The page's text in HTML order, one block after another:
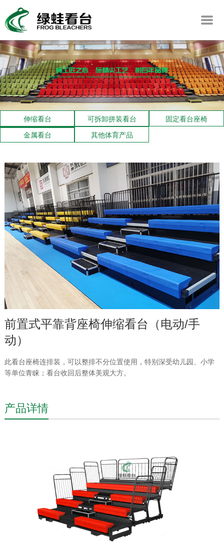
伸缩看台 可拆卸拼装看台
固定看台座椅
金属看台
其他体育产品
前置式平靠背座椅伸缩看台（电动/手
动）
此看台座椅连排装，可以整排不分位置使用，特别深受幼儿园、小学
等单位青睐；看台收回后整体美观大方。
产品详情